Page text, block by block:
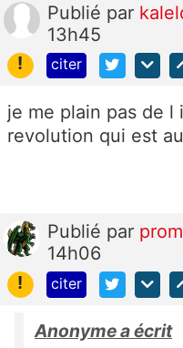
Publié par
13h45
!
citer
je me plain pas de
revolution qui est
Publié par
14h06
!
citer
Anonyme a écrit